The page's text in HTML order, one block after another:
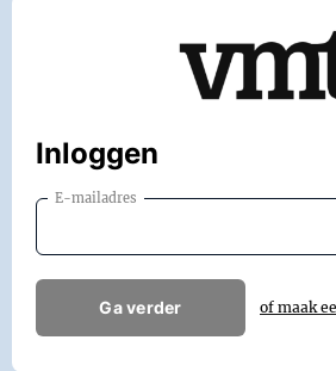
Inloggen
E-mailadres
Ga verder of maak